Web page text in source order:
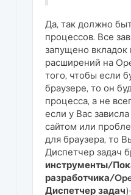
Да, так должно
процессов. Все
запущено вкладок
расширений на
того, чтобы если
браузере, то он
процесса, а не
если у Вас
сайтом или
для браузера, то
Диспетчер задач
инструменты/
разработчика/
Диспетчер задач